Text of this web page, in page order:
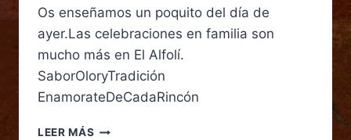
Os enseñamos un poquito del día de
ayer.Las celebraciones en familia son
mucho más en El Alfolí.
SaborOloryTradición
EnamorateDeCadaRincón
LEER MÁS